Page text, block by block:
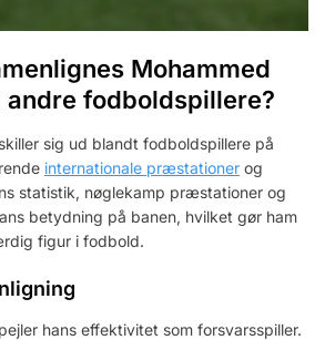
Mohammed
fodboldspillere?
sig ud blandt fodboldspillere på
internationale præstationer og
statistik, nøglekamp præstationer og
betydning på banen, hvilket gør ham
figur i fodbold.
hans effektivitet som forsvarsspiller.